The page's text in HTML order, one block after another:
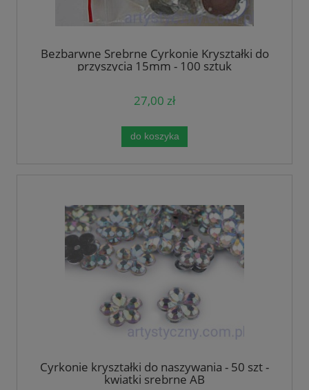
Bezbarwne Srebrne Cyrkonie Kryształki do
przyszycia 15mm - 100 sztuk
27,00 zł
do koszyka
Cyrkonie kryształki do naszywania - 50 szt -
kwiatki srebrne AB